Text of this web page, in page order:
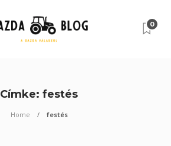
0
Címke: festés
Home festés